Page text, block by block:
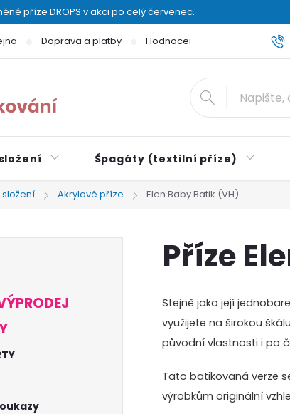
příze DROPS v akci po celý červenec.
Doprava a platby Hodnocení obchodu
Špagáty (textilní příze)
Akrylové příze Elen Baby Batik (VH)
Příze
Stejně jako její
využijete na širokou
původní vlastnosti i po
Tato batikovaná verze
výrobkům originální